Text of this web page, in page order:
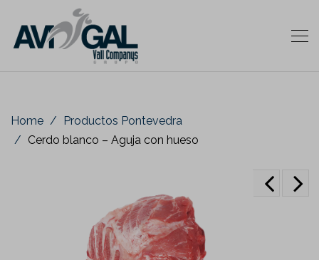
Home
Productos Pontevedra
Cerdo blanco – Aguja con hueso